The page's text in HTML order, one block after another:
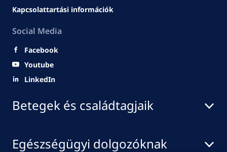
Betegek és családtagjaik
Egészségügyi dolgozóknak
Kapcsolattartási információk
Social Media
Facebook
Youtube
LinkedIn